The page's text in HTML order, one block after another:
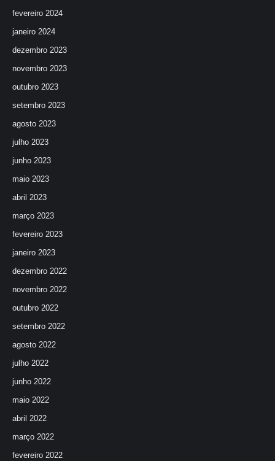
fevereiro 2024
janeiro 2024
dezembro 2023
novembro 2023
outubro 2023
setembro 2023
agosto 2023
julho 2023
junho 2023
maio 2023
abril 2023
março 2023
fevereiro 2023
janeiro 2023
dezembro 2022
novembro 2022
outubro 2022
setembro 2022
agosto 2022
julho 2022
junho 2022
maio 2022
abril 2022
março 2022
fevereiro 2022